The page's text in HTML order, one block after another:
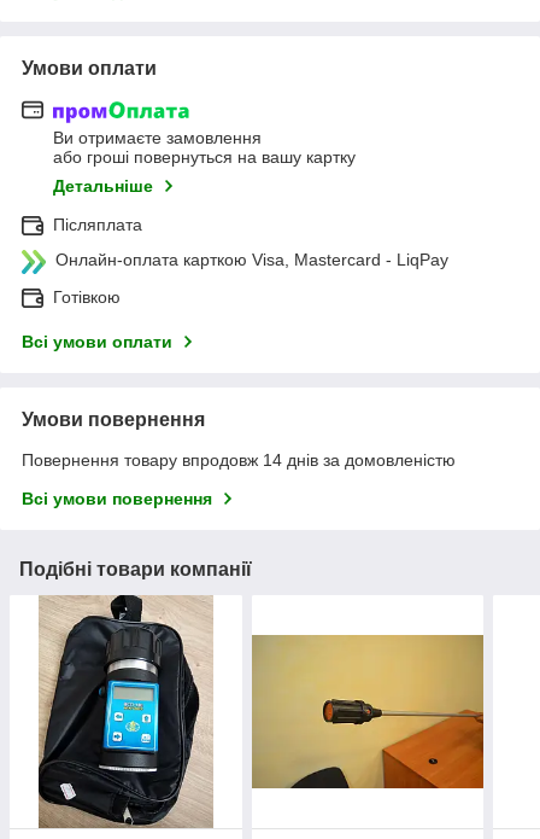
Умови оплати
Ви отримаєте замовлення
або гроші повернуться на вашу картку
Детальніше
Післяплата
Онлайн-оплата карткою Visa, Mastercard - LiqPay
Готівкою
Всі умови оплати
Умови повернення
Повернення товару впродовж 14 днів за домовленістю
Всі умови повернення
Подібні товари компанії